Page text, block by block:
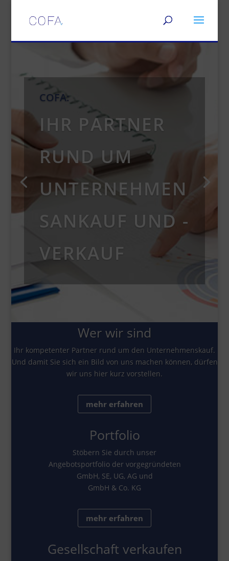
COFA:
IHR PARTNER
RUND UM
UNTERNEHMEN
SANKAUF UND -
VERKAUF
Wer wir sind
Ihr kompetenter Partner rund um den Unternehmenskauf.
Und damit Sie sich ein Bild von uns machen können, dürfen
wir uns hier kurz vorstellen.
mehr erfahren
Portfolio
Stöbern Sie durch unser
Angebotsportfolio der vorgegründeten
GmbH, SE, UG, AG und
GmbH & Co. KG
mehr erfahren
Gesellschaft verkaufen